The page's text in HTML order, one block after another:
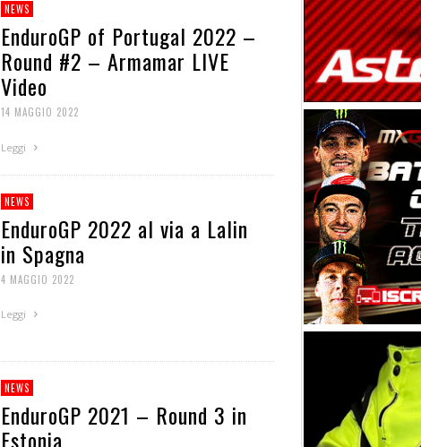
NEWS
EnduroGP of Portugal 2022 –
Round #2 – Armamar LIVE
Video
14 MAGGIO 2022
Leggi
NEWS
EnduroGP 2022 al via a Lalin
in Spagna
4 MAGGIO 2022
Leggi
NEWS
EnduroGP 2021 – Round 3 in
Estonia